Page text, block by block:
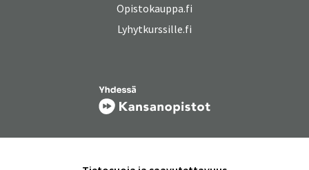
Opistokauppa.fi
Lyhytkurssille.fi